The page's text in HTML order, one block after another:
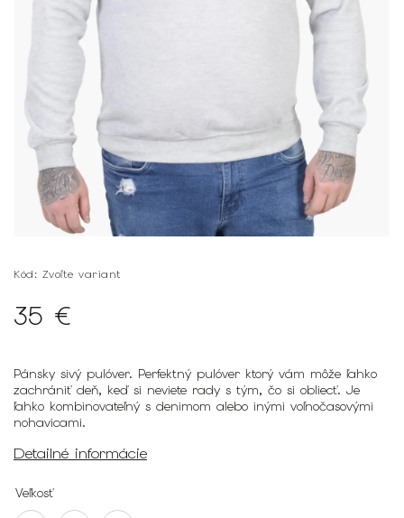
Kód: Zvoľte variant
35 €
Pánsky sivý pulóver. Perfektný pulóver ktorý vám môže ľahko
zachrániť deň, keď si neviete rady s tým, čo si obliecť. Je
ľahko kombinovateľný s denimom alebo inými voľnočasovými
nohavicami.
Detailné informácie
Veľkosť